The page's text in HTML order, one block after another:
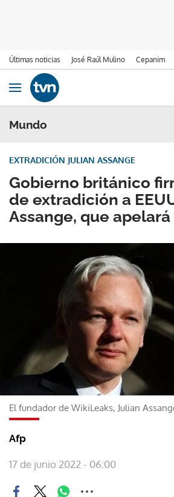
Últimas noticias José Raúl Mulino Cepanim
Ir al contenido
Obrir navegació
Mundo
Gobierno británico
de extradición a
Assange, que apelará
EXTRADICIÓN JULIAN ASSANGE
El fundador de WikiLeaks, Julian
Afp
17 de junio 2022 - 06:00